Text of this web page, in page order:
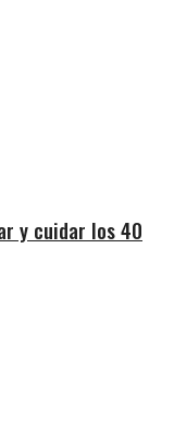
y cuidar los 40